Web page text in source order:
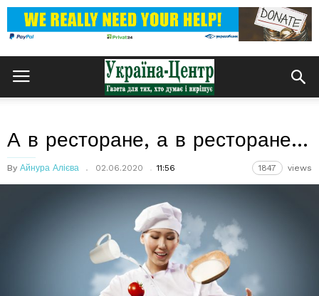
А в ресторане, а в ресторане…
By Айнура Алієва 02.06.2020 11:56 1847 views